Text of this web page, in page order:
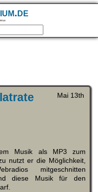
Mai 13th
Musik als MP3 zum
nutzt er die Möglichkeit,
mitgeschnitten
diese Musik für den